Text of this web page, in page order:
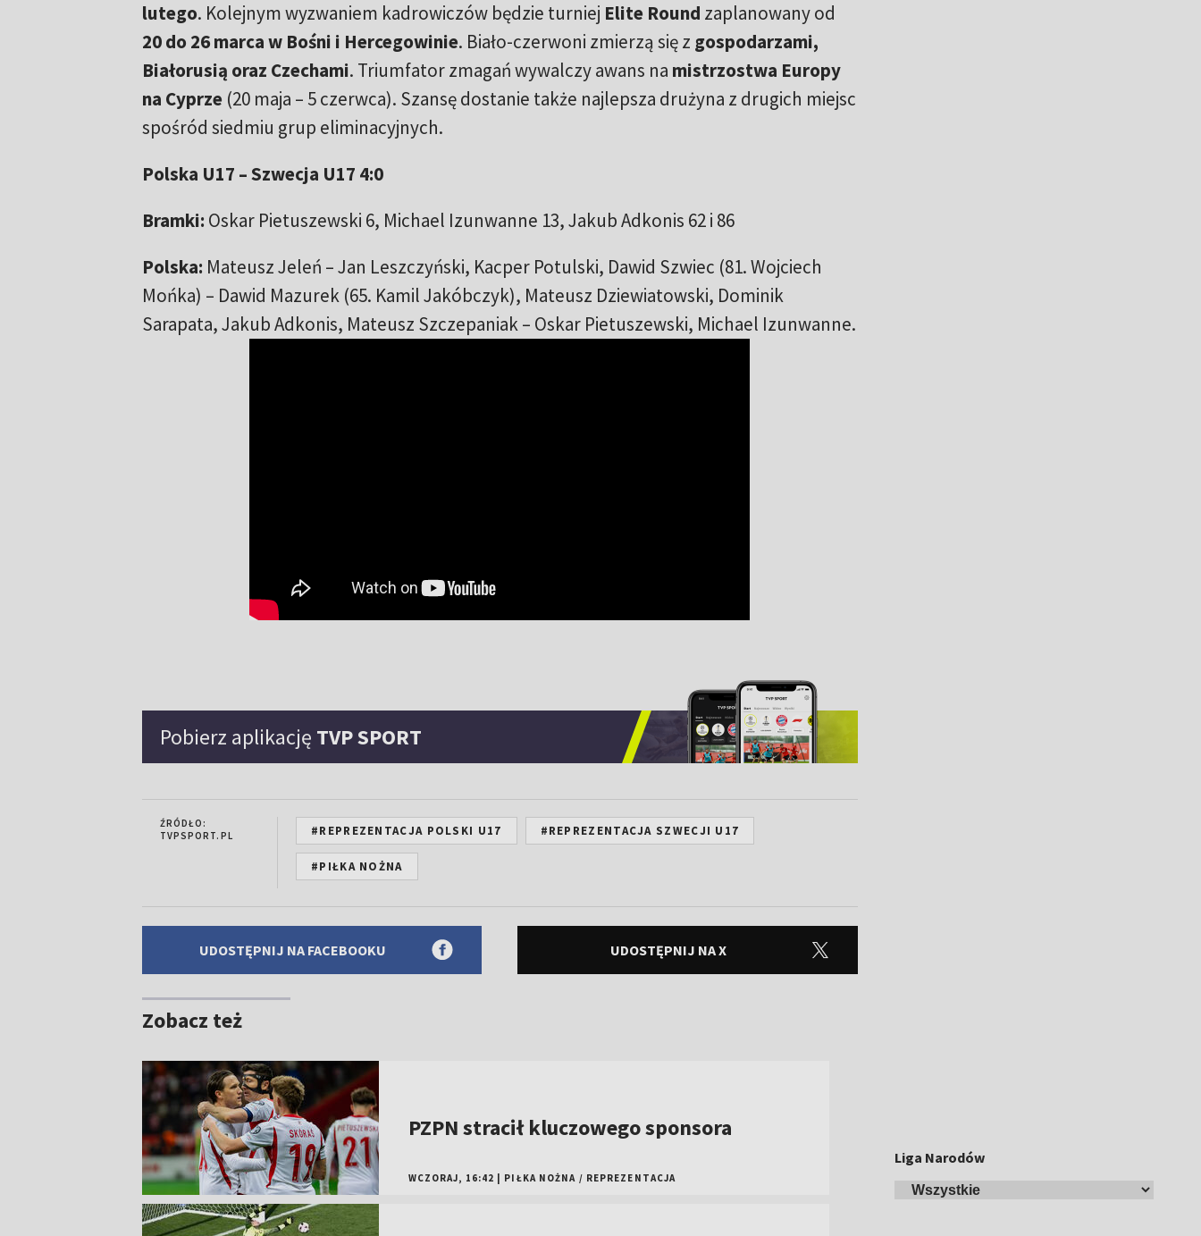
lutego. Kolejnym wyzwaniem kadrowiczów będzie turniej Elite Round zaplanowany od
20 do 26 marca w Bośni i Hercegowinie. Biało-czerwoni zmierzą się z gospodarzami,
Białorusią oraz Czechami. Triumfator zmagań wywalczy awans na mistrzostwa Europy
na Cyprze(20 maja – 5 czerwca). Szansę dostanie także najlepsza drużyna z drugich miejsc
spośród siedmiu grup eliminacyjnych.
Polska U17 – Szwecja U17 4:0
Bramki: Oskar Pietuszewski 6, Michael Izunwanne 13, Jakub Adkonis 62 i 86
Polska: Mateusz Jeleń – Jan Leszczyński, Kacper Potulski, Dawid Szwiec (81. Wojciech
Mońka) – Dawid Mazurek (65. Kamil Jakóbczyk), Mateusz Dziewiatowski, Dominik
Sarapata, Jakub Adkonis, Mateusz Szczepaniak – Oskar Pietuszewski, Michael Izunwanne.
Pobierz aplikację TVP SPORT
ŹRÓDŁO:
TVPSPORT.PL
#REPREZENTACJA POLSKI U17 #REPREZENTACJA SZWECJI U17
#PIŁKA NOŻNA
UDOSTĘPNIJ NA FACEBOOKU UDOSTĘPNIJ NA X
Zobacz też
PZPN stracił kluczowego sponsora
WCZORAJ, 16:42 PIŁKA NOŻNA / REPREZENTACJA
Liga Narodów